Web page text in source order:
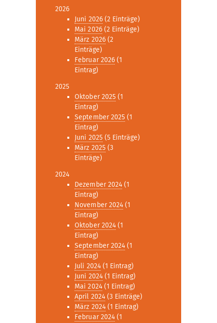
2026
Juni 2026(2 Einträge)
Mai 2026(2 Einträge)
März 2026(2
Einträge)
Februar 2026 (1
Eintrag)
2025
Oktober 2025 (1
Eintrag)
September 2025 (1
Eintrag)
Juni 2025(5 Einträge)
März 2025(3
Einträge)
2024
Dezember 2024 (1
Eintrag)
November 2024 (1
Eintrag)
Oktober 2024 (1
Eintrag)
September 2024 (1
Eintrag)
Juli 2024(1 Eintrag)
Juni 2024(1 Eintrag)
Mai 2024(1 Eintrag)
April 2024 (3 Einträge)
März 2024(1 Eintrag)
Februar 2024 (1